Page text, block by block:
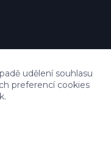
udělení souhlasu
preferencí cookies